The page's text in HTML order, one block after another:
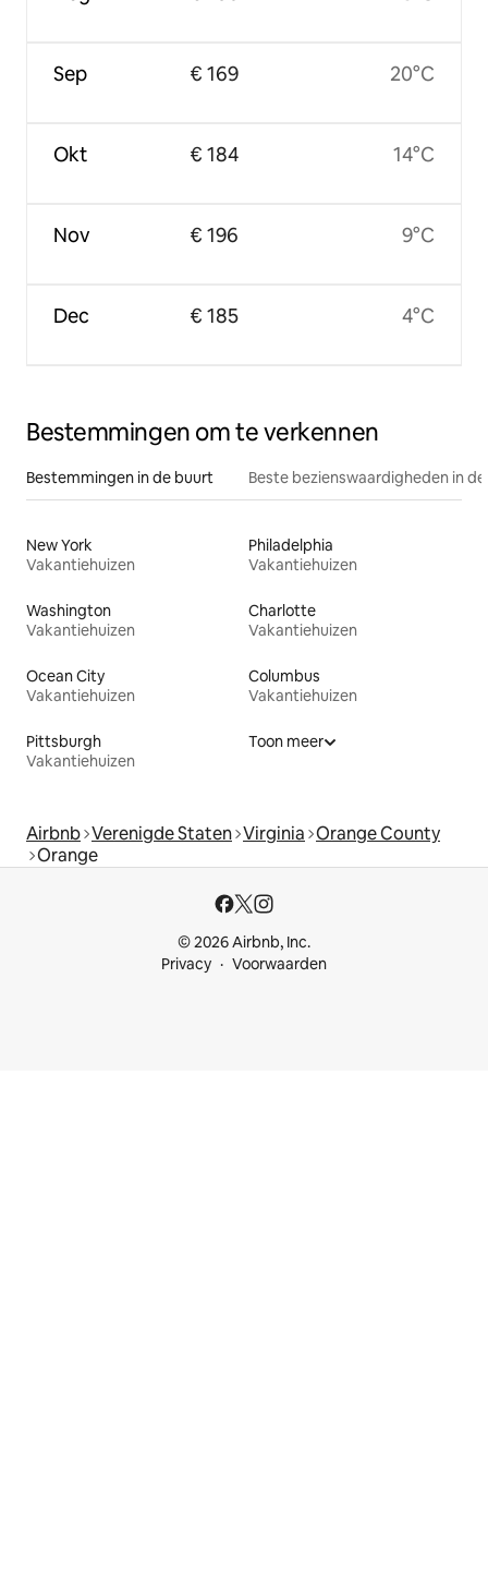
Sep
Okt
Nov
Dec
€ 169
€ 184
€ 196
€ 185
20°C
14°C
9°C
4°C
Bestemmingen om te verkennen
Bestemmingen in de buurt Beste bezienswaardigheden in
New York
Vakantiehuizen
Philadelphia
Vakantiehuizen
Washington
Vakantiehuizen
Charlotte
Vakantiehuizen
Ocean City
Vakantiehuizen
Columbus
Vakantiehuizen
Pittsburgh
Vakantiehuizen
Toon meer
Airbnb Verenigde Staten Virginia Orange County
Orange
© 2026 Airbnb, Inc.
Privacy
Voorwaarden